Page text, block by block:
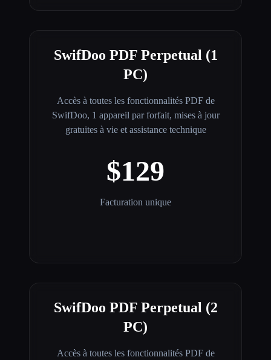
SwifDoo PDF Perpetual (1
PC)
Accès à toutes les fonctionnalités PDF de
SwifDoo, 1 appareil par forfait, mises à jour
gratuites à vie et assistance technique
$129
Facturation unique
SwifDoo PDF Perpetual (2
PC)
Accès à toutes les fonctionnalités PDF de